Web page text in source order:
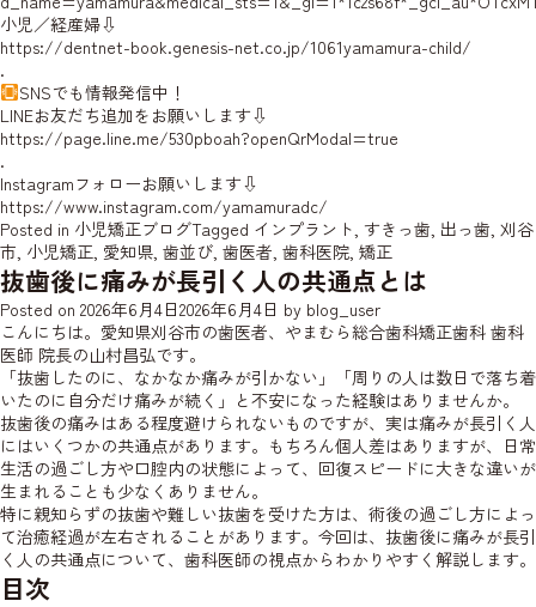
小児／経産婦⇩
https://dentnet-book.genesis-net.co.jp/1061yamamura-child/
.
SNSでも情報発信中！
LINEお友だち追加をお願いします⇩
https://page.line.me/530pboah?openQrModal=true
.
Instagramフォローお願いします⇩
https://www.instagram.com/yamamuradc/
Posted in 小児矯正ブログTagged インプラント, すきっ歯, 出っ歯, 刈谷
市, 小児矯正, 愛知県, 歯並び, 歯医者, 歯科医院, 矯正
抜歯後に痛みが長引く人の共通点とは
Posted on 2026年6月4日2026年6月4日 by blog_user
こんにちは。愛知県刈谷市の歯医者、やまむら総合歯科矯正歯科 歯科
医師 院長の山村昌弘です。
「抜歯したのに、なかなか痛みが引かない」「周りの人は数日で落ち着
いたのに自分だけ痛みが続く」と不安になった経験はありませんか。
抜歯後の痛みはある程度避けられないものですが、実は痛みが長引く人
にはいくつかの共通点があります。もちろん個人差はありますが、日常
生活の過ごし方や口腔内の状態によって、回復スピードに大きな違いが
生まれることも少なくありません。
特に親知らずの抜歯や難しい抜歯を受けた方は、術後の過ごし方によっ
て治癒経過が左右されることがあります。今回は、抜歯後に痛みが長引
く人の共通点について、歯科医師の視点からわかりやすく解説します。
目次